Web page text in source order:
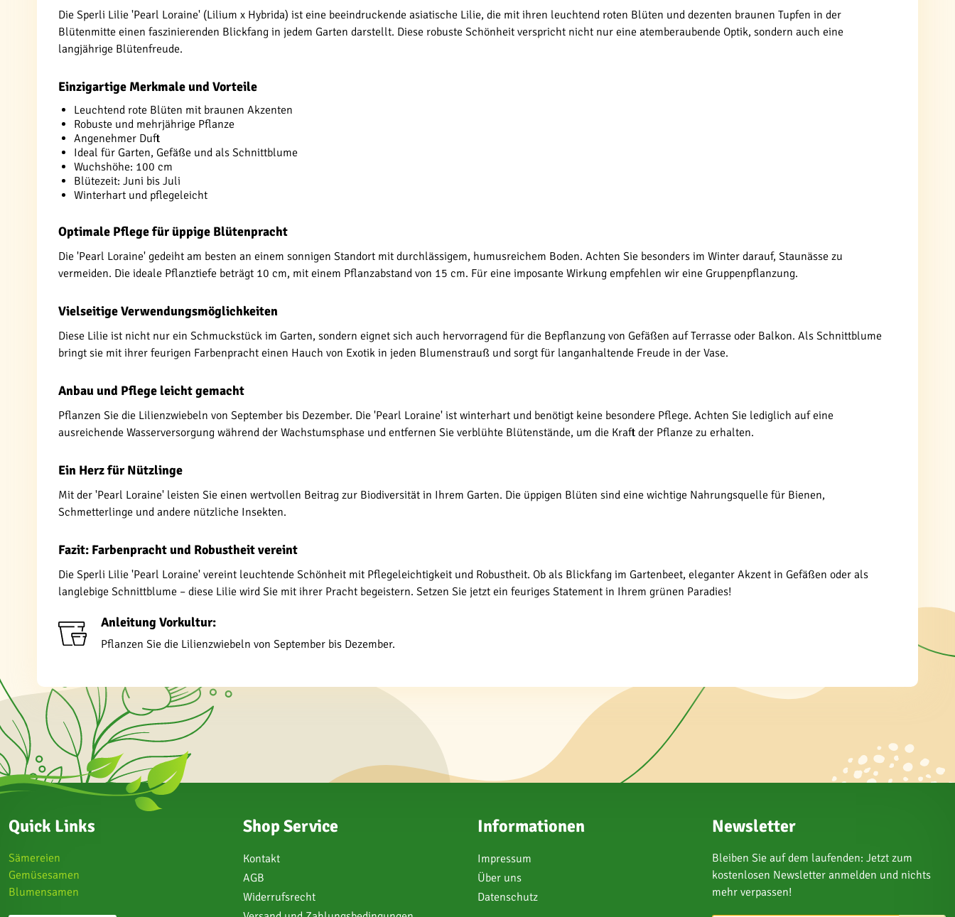
Die Sperli Lilie 'Pearl Loraine' (Lilium x Hybrida) ist eine beeindruckende asiatische Lilie, die mit ihren leuchtend roten Blüten und dezenten braunen Tupfen in der
Blütenmitte einen faszinierenden Blickfang in jedem Garten darstellt. Diese robuste Schönheit verspricht nicht nur eine atemberaubende Optik, sondern auch eine
langjährige Blütenfreude.
Einzigartige Merkmale und Vorteile
Leuchtend rote Blüten mit braunen Akzenten
Robuste und mehrjährige Pflanze
Angenehmer Duft
Ideal für Garten, Gefäße und als Schnittblume
Wuchshöhe: 100 cm
Blütezeit: Juni bis Juli
Winterhart und pflegeleicht
Optimale Pflege für üppige Blütenpracht
Die 'Pearl Loraine' gedeiht am besten an einem sonnigen Standort mit durchlässigem, humusreichem Boden. Achten Sie besonders im Winter darauf, Staunässe zu
vermeiden. Die ideale Pflanztiefe beträgt 10 cm, mit einem Pflanzabstand von 15 cm. Für eine imposante Wirkung empfehlen wir eine Gruppenpflanzung.
Vielseitige Verwendungsmöglichkeiten
Diese Lilie ist nicht nur ein Schmuckstück im Garten, sondern eignet sich auch hervorragend für die Bepflanzung von Gefäßen auf Terrasse oder Balkon. Als Schnittblume
bringt sie mit ihrer feurigen Farbenpracht einen Hauch von Exotik in jeden Blumenstrauß und sorgt für langanhaltende Freude in der Vase.
Anbau und Pflege leicht gemacht
Pflanzen Sie die Lilienzwiebeln von September bis Dezember. Die 'Pearl Loraine' ist winterhart und benötigt keine besondere Pflege. Achten Sie lediglich auf eine
ausreichende Wasserversorgung während der Wachstumsphase und entfernen Sie verblühte Blütenstände, um die Kraft der Pflanze zu erhalten.
Ein Herz für Nützlinge
Mit der 'Pearl Loraine' leisten Sie einen wertvollen Beitrag zur Biodiversität in Ihrem Garten. Die üppigen Blüten sind eine wichtige Nahrungsquelle für Bienen,
Schmetterlinge und andere nützliche Insekten.
Fazit: Farbenpracht und Robustheit vereint
Die Sperli Lilie 'Pearl Loraine' vereint leuchtende Schönheit mit Pflegeleichtigkeit und Robustheit. Ob als Blickfang im Gartenbeet, eleganter Akzent in Gefäßen oder als
langlebige Schnittblume – diese Lilie wird Sie mit ihrer Pracht begeistern. Setzen Sie jetzt ein feuriges Statement in Ihrem grünen Paradies!
Anleitung Vorkultur:
Pflanzen Sie die Lilienzwiebeln von September bis Dezember.
Quick Links
Sämereien
Gemüsesamen
Blumensamen
Shop Service
Kontakt
AGB
Widerrufsrecht
Informationen
Impressum
Über uns
Datenschutz
Newsletter
Bleiben Sie auf dem laufenden: Jetzt zum
kostenlosen Newsletter anmelden und nichts
mehr verpassen!